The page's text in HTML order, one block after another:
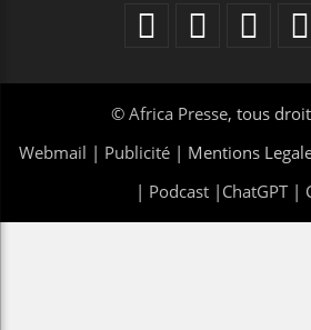
© Africa Presse, tous
Webmail | Publicité | Mentions
| Podcast| ChatGPT|